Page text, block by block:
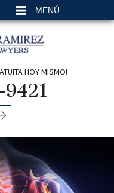
MENÚ
HOY MISMO!